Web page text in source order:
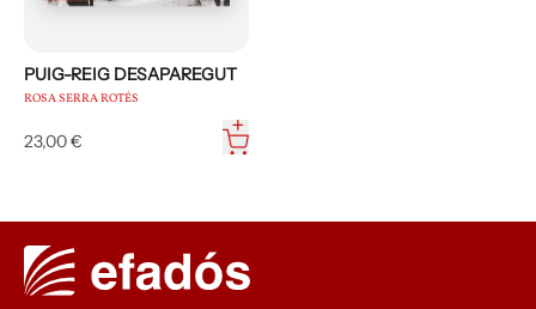
PUIG-REIG DESAPAREGUT
ROSA SERRA ROTÉS
23,00 €